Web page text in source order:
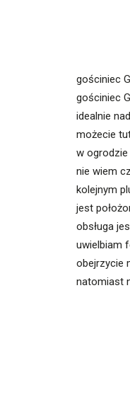
gościniec
gościniec
idealnie
możecie
w
nie wiem
kolejnym
jest
obsługa
uwielbiam
obejrzycie
natomiast